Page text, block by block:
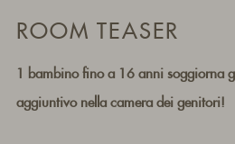
ROOM TEASER
1 bambino fino a 16 anni soggiorna
aggiuntivo nella camera dei genitori!